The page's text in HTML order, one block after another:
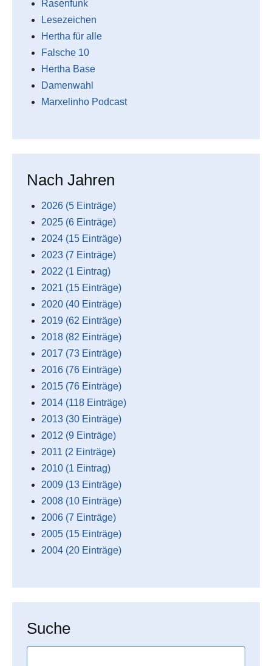
Rasenfunk
Lesezeichen
Hertha für alle
Falsche 10
Hertha Base
Damenwahl
Marxelinho Podcast
Nach Jahren
2026 (5 Einträge)
2025 (6 Einträge)
2024 (15 Einträge)
2023 (7 Einträge)
2022 (1 Eintrag)
2021 (15 Einträge)
2020 (40 Einträge)
2019 (62 Einträge)
2018 (82 Einträge)
2017 (73 Einträge)
2016 (76 Einträge)
2015 (76 Einträge)
2014 (118 Einträge)
2013 (30 Einträge)
2012 (9 Einträge)
2011 (2 Einträge)
2010 (1 Eintrag)
2009 (13 Einträge)
2008 (10 Einträge)
2006 (7 Einträge)
2005 (15 Einträge)
2004 (20 Einträge)
Suche